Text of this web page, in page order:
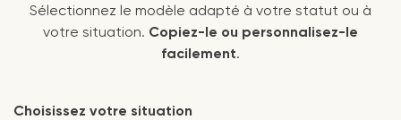
Sélectionnez le modèle adapté à votre statut ou à
votre situation. Copiez-le ou personnalisez-le
facilement.
Choisissez votre situation